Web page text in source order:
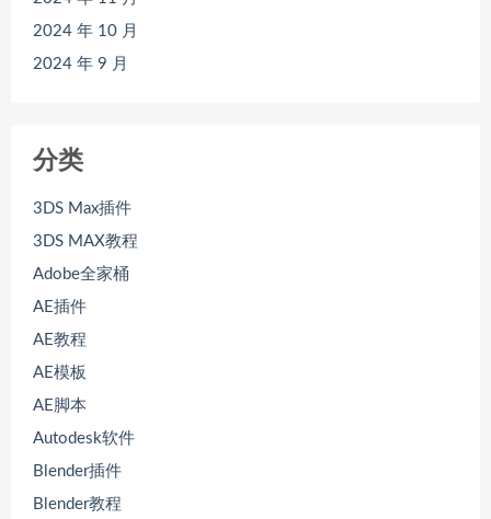
2024 年 10 月
2024 年 9 月
分类
3DS Max插件
3DS MAX教程
Adobe全家桶
AE插件
AE教程
AE模板
AE脚本
Autodesk软件
Blender插件
Blender教程